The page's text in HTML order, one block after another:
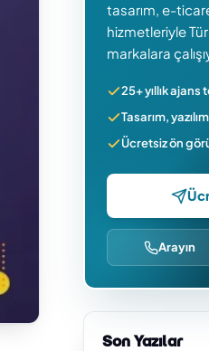
tasarım, e-
hizmetleriyle
markalara
25+ yıllık
Tasarım,
Ücretsiz ön
Arayın
Son Yazılar